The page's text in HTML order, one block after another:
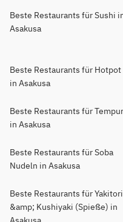
Beste Restaurants für Sushi
Asakusa
Beste Restaurants für Hotpot
in Asakusa
Beste Restaurants für
in Asakusa
Beste Restaurants für Soba
Nudeln in Asakusa
Beste Restaurants für Yakitori
&amp; Kushiyaki (Spieße) in